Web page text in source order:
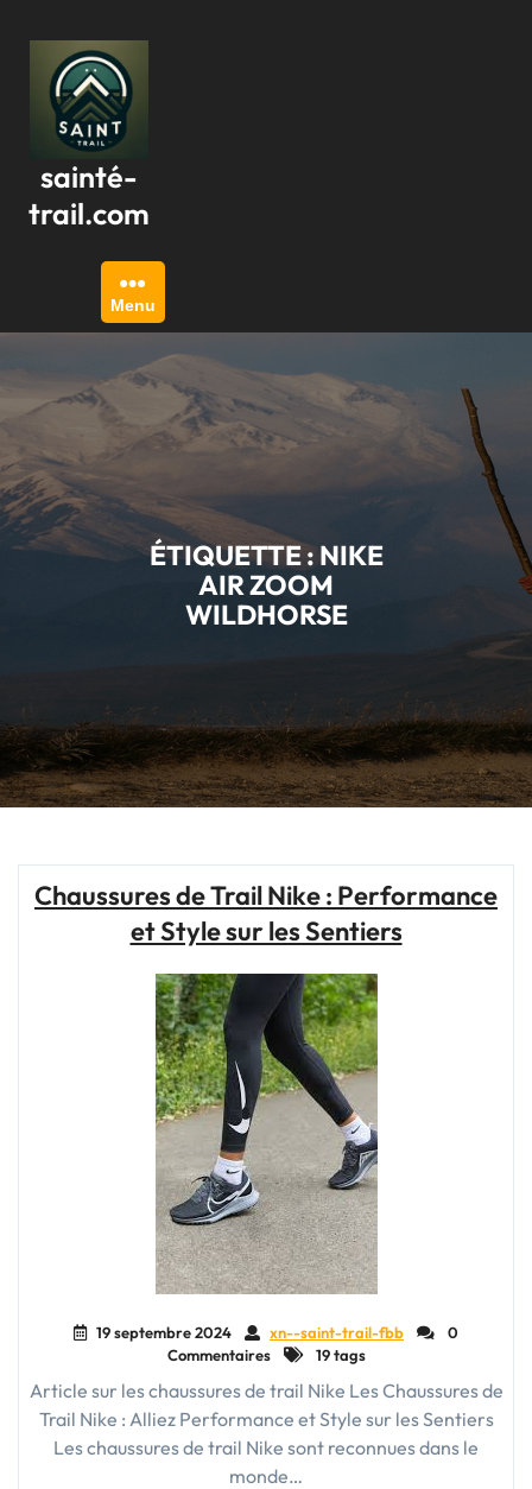
contenu
sainté-
trail.com
Menu
ÉTIQUETTE : NIKE
AIR ZOOM
WILDHORSE
Chaussures de Trail Nike : Performance
et Style sur les Sentiers
19 septembre 2024 xn--saint-trail-fbb
0
Commentaires
19 tags
Article sur les chaussures de trail Nike Les Chaussures de
Trail Nike : Alliez Performance et Style sur les Sentiers
Les chaussures de trail Nike sont reconnues dans le
monde…